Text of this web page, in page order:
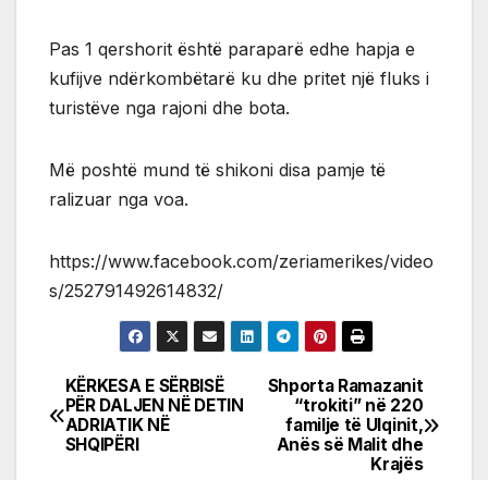
Pas 1 qershorit është paraparë edhe hapja e
kufijve ndërkombëtarë ku dhe pritet një fluks i
turistëve nga rajoni dhe bota.
Më poshtë mund të shikoni disa pamje të
ralizuar nga voa.
https://www.facebook.com/zeriamerikes/video
s/252791492614832/
Post
navigation
Shporta Ramazanit
“trokiti” në 220
familje të Ulqinit,
Anës së Malit dhe
Krajës
KËRKESA E SËRBISË
PËR DALJEN NË DETIN
ADRIATIK NË
SHQIPËRI